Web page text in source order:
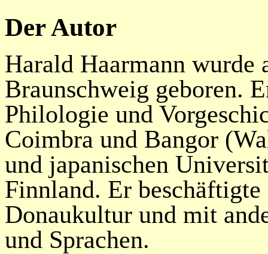
Der Autor
Harald Haarmann
Braunschweig geboren.
Philologie und
Coimbra und Bangor
und japanischen
Finnland. Er
Donaukultur und mit
und Sprachen.